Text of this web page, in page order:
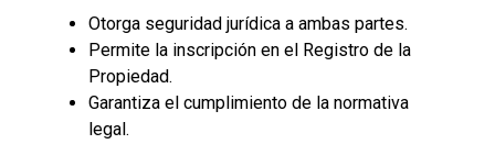
Otorga seguridad jurídica a ambas partes.
Permite la inscripción en el Registro de la
Propiedad.
Garantiza el cumplimiento de la normativa
legal.